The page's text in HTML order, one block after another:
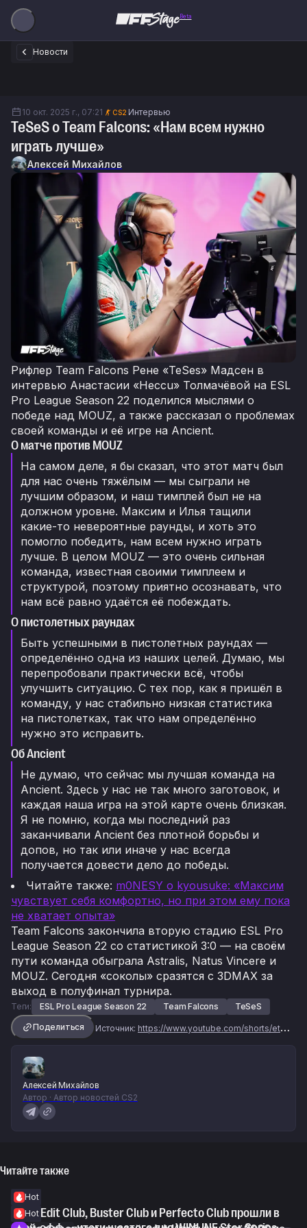
Beta
Новости
10 окт. 2025 г., 07:21 CS2 Интервью
TeSeS о Team Falcons: «Нам всем нужно
играть лучше»
Алексей Михайлов
Рифлер Team Falcons Рене «TeSes» Мадсен в
интервью Анастасии «Heccu» Толмачёвой на ESL
Pro League Season 22 поделился мыслями о
победе над MOUZ, а также рассказал о проблемах
своей команды и её игре на Ancient.
О матче против MOUZ
На самом деле, я бы сказал, что этот матч был
для нас очень тяжёлым — мы сыграли не
лучшим образом, и наш тимплей был не на
должном уровне. Максим и Илья тащили
какие-то невероятные раунды, и хоть это
помогло победить, нам всем нужно играть
лучше. В целом MOUZ — это очень сильная
команда, известная своими тимплеем и
структурой, поэтому приятно осознавать, что
нам всё равно удаётся её побеждать.
О пистолетных раундах
Быть успешными в пистолетных раундах —
определённо одна из наших целей. Думаю, мы
перепробовали практически всё, чтобы
улучшить ситуацию. С тех пор, как я пришёл в
команду, у нас стабильно низкая статистика
на пистолетках, так что нам определённо
нужно это исправить.
Об Ancient
Не думаю, что сейчас мы лучшая команда на
Ancient. Здесь у нас не так много заготовок, и
каждая наша игра на этой карте очень близкая.
Я не помню, когда мы последний раз
заканчивали Ancient без плотной борьбы и
допов, но так или иначе у нас всегда
получается довести дело до победы.
Читайте также: m0NESY о kyousuke: «Максим
чувствует себя комфортно, но при этом ему пока
не хватает опыта»
Team Falcons закончила вторую стадию ESL Pro
League Season 22 со статистикой 3:0 — на своём
пути команда обыграла Astralis, Natus Vincere и
MOUZ. Сегодня «соколы» сразятся с 3DMAX за
выход в полуфинал турнира.
Теги: ESL Pro League Season 22 Team Falcons
TeSeS
Поделиться
Источник: https://www.youtube.com/shorts/etX4bzL0rqQ
Алексей Михайлов
Автор · Автор новостей CS2
Читайте также
Hot
WorldEdit Club, Buster Club и Perfecto Club прошли в
Hot